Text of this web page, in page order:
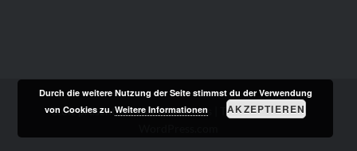
Stolz präsentiert von WordPress
Theme: Dyad von
Durch die weitere Nutzung der Seite stimmst du der Verwendung
von Cookies zu.Weitere Informationen AKZEPTIEREN